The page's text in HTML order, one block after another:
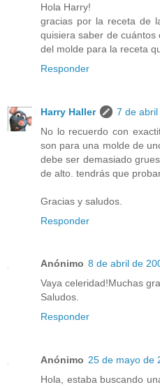
Hola Harry!
gracias por la receta de
quisiera saber de
del molde para la receta
Responder
Harry Haller
7 de
No lo recuerdo con
son para una molde de
debe ser demasiado
de alto. tendrás que
Gracias y saludos.
Responder
Anónimo 8 de abril de
Vaya celeridad!Muchas
Saludos.
Responder
Anónimo 25 de mayo de
Hola, estaba buscando